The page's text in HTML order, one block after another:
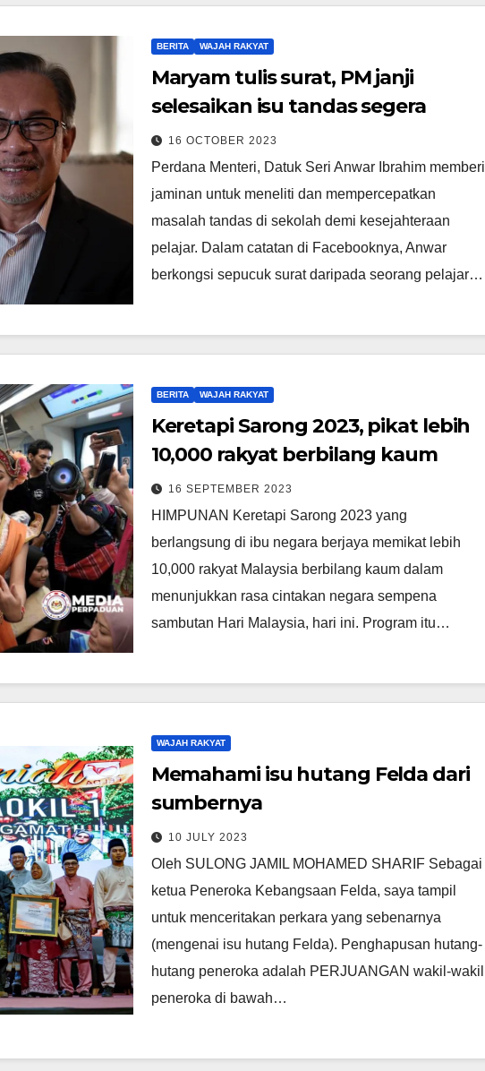
BERITA WAJAH RAKYAT
Maryam tulis surat, PM janji
selesaikan isu tandas segera
16 OCTOBER 2023
Perdana Menteri, Datuk Seri Anwar Ibrahim memberi
jaminan untuk meneliti dan mempercepatkan
masalah tandas di sekolah demi kesejahteraan
pelajar. Dalam catatan di Facebooknya, Anwar
berkongsi sepucuk surat daripada seorang pelajar…
BERITA WAJAH RAKYAT
Keretapi Sarong 2023, pikat lebih
10,000 rakyat berbilang kaum
16 SEPTEMBER 2023
HIMPUNAN Keretapi Sarong 2023 yang
berlangsung di ibu negara berjaya memikat lebih
10,000 rakyat Malaysia berbilang kaum dalam
menunjukkan rasa cintakan negara sempena
sambutan Hari Malaysia, hari ini. Program itu…
WAJAH RAKYAT
Memahami isu hutang Felda dari
sumbernya
10 JULY 2023
Oleh SULONG JAMIL MOHAMED SHARIF Sebagai
ketua Peneroka Kebangsaan Felda, saya tampil
untuk menceritakan perkara yang sebenarnya
(mengenai isu hutang Felda). Penghapusan hutang-
hutang peneroka adalah PERJUANGAN wakil-wakil
peneroka di bawah…